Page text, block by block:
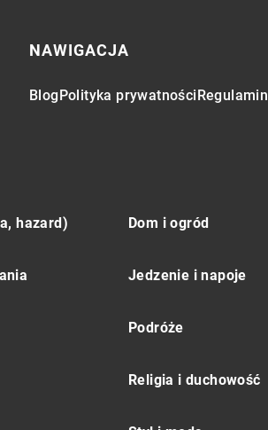
NAWIGACJA
BlogPolityka prywatnościRegulamin
hazard) Dom i ogród
Jedzenie i napoje
Podróże
Religia i duchowość